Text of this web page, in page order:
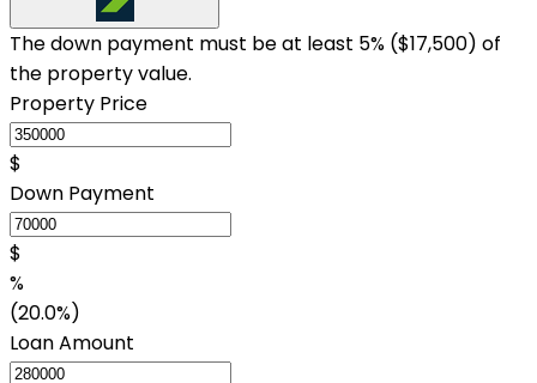
The down payment must be at least 5% ($17,500) of
the property value.
Property Price
$
Down Payment
$
%
(20.0%)
Loan Amount